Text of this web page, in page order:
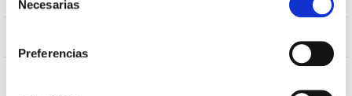
Necesarias
Preferencias